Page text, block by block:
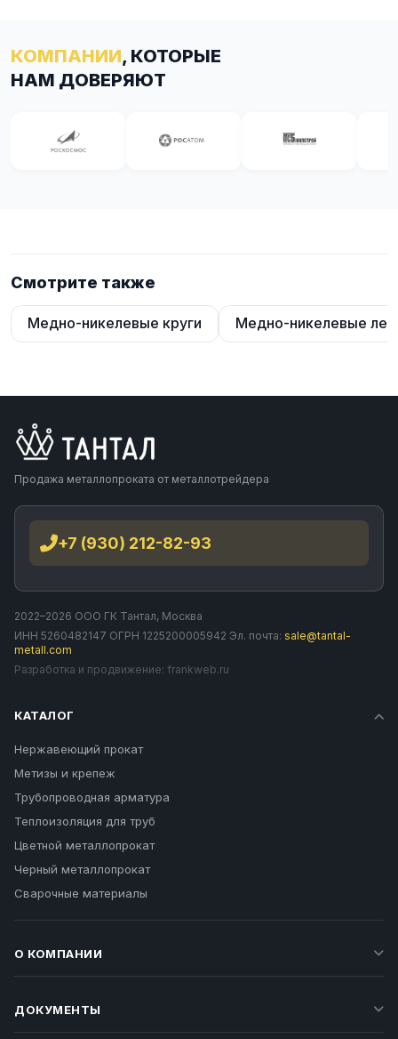
КОМПАНИИ, КОТОРЫЕ
НАМ ДОВЕРЯЮТ
Смотрите также
Медно-никелевые круги Медно-никелевые
Продажа металлопроката от металлотрейдера
+7 (930) 212-82-93
2022–2026 ООО ГК Тантал, Москва
ИНН 5260482147 ОГРН 1225200005942 Эл. почта: sale@tantal-
metall.com
Разработка и продвижение: frankweb.ru
КАТАЛОГ
Нержавеющий прокат
Метизы и крепеж
Трубопроводная арматура
Теплоизоляция для труб
Цветной металлопрокат
Черный металлопрокат
Сварочные материалы
О КОМПАНИИ
ДОКУМЕНТЫ